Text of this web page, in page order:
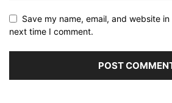
Save my name, email, and website
next time I comment.